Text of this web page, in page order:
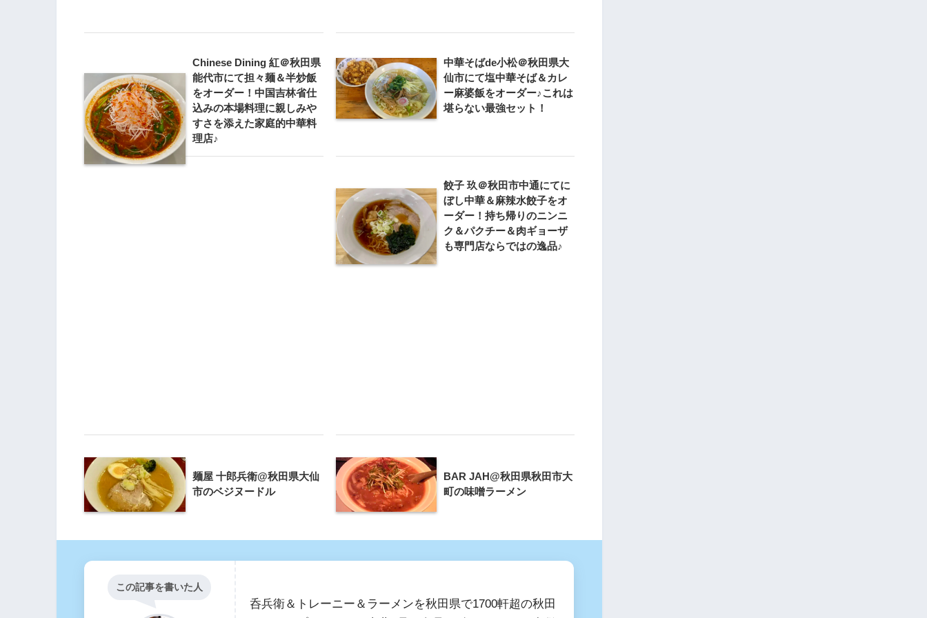
Chinese Dining 紅＠秋田県
能代市にて担々麺＆半炒飯
をオーダー！中国吉林省仕
込みの本場料理に親しみや
すさを添えた家庭的中華料
理店♪
中華そばde小松＠秋田県大
仙市にて塩中華そば＆カレ
ー麻婆飯をオーダー♪これは
堪らない最強セット！
餃子 玖＠秋田市中通にてに
ぼし中華＆麻辣水餃子をオ
ーダー！持ち帰りのニンニ
ク＆パクチー＆肉ギョーザ
も専門店ならではの逸品♪
麺屋 十郎兵衛@秋田県大仙
市のベジヌードル
BAR JAH@秋田県秋田市大
町の味噌ラーメン
この記事を書いた人
呑兵衛＆トレーニー＆ラーメンを秋田県で1700軒超の秋田